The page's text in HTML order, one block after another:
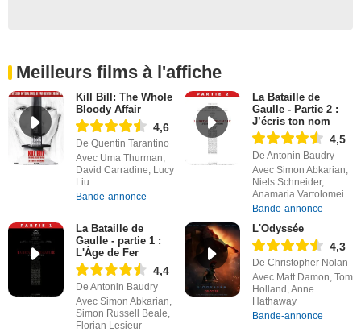
Meilleurs films à l'affiche
Kill Bill: The Whole
Bloody Affair
4,6
De Quentin Tarantino
Avec Uma Thurman,
David Carradine, Lucy
Liu
Bande-annonce
La Bataille de
Gaulle - Partie 2 :
J’écris ton nom
4,5
De Antonin Baudry
Avec Simon Abkarian,
Niels Schneider,
Anamaria Vartolomei
Bande-annonce
La Bataille de
Gaulle - partie 1 :
L'Âge de Fer
4,4
De Antonin Baudry
Avec Simon Abkarian,
Simon Russell Beale,
Florian Lesieur
L'Odyssée
4,3
De Christopher Nolan
Avec Matt Damon, Tom
Holland, Anne
Hathaway
Bande-annonce